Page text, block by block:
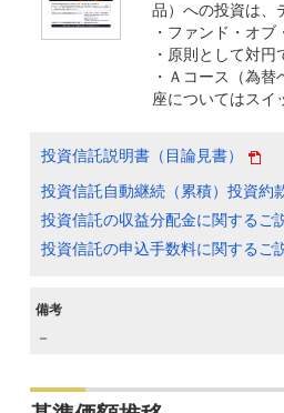
品）への投資は、
・ファンド・オ
・原則として対円
・Ａコース（為
座についてはスイ
投資信託説明書（目論見書）
投資信託自動継続（累積）投資約
投資信託の収益分配金に関するご
投資信託の申込手数料に関するご
備考
－